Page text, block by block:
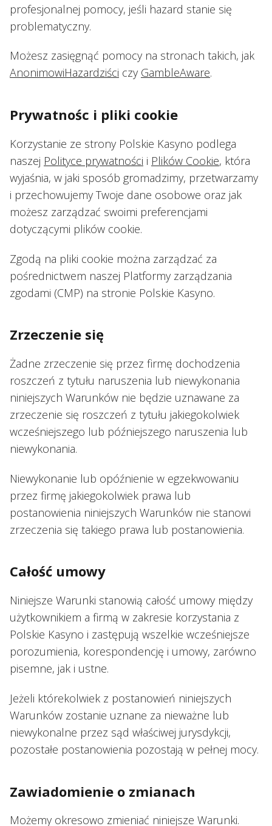
profesjonalnej pomocy, jeśli hazard stanie się
problematyczny.
Możesz zasięgnąć pomocy na stronach takich, jak
AnonimowiHazardziści czy GambleAware.
Prywatnośc i pliki cookie
Korzystanie ze strony Polskie Kasyno podlega
naszej Polityce prywatności i Plików Cookie, która
wyjaśnia, w jaki sposób gromadzimy, przetwarzamy
i przechowujemy Twoje dane osobowe oraz jak
możesz zarządzać swoimi preferencjami
dotyczącymi plików cookie.
Zgodą na pliki cookie można zarządzać za
pośrednictwem naszej Platformy zarządzania
zgodami (CMP) na stronie Polskie Kasyno.
Zrzeczenie się
Żadne zrzeczenie się przez firmę dochodzenia
roszczeń z tytułu naruszenia lub niewykonania
niniejszych Warunków nie będzie uznawane za
zrzeczenie się roszczeń z tytułu jakiegokolwiek
wcześniejszego lub późniejszego naruszenia lub
niewykonania.
Niewykonanie lub opóźnienie w egzekwowaniu
przez firmę jakiegokolwiek prawa lub
postanowienia niniejszych Warunków nie stanowi
zrzeczenia się takiego prawa lub postanowienia.
Całość umowy
Niniejsze Warunki stanowią całość umowy między
użytkownikiem a firmą w zakresie korzystania z
Polskie Kasyno i zastępują wszelkie wcześniejsze
porozumienia, korespondencję i umowy, zarówno
pisemne, jak i ustne.
Jeżeli którekolwiek z postanowień niniejszych
Warunków zostanie uznane za nieważne lub
niewykonalne przez sąd właściwej jurysdykcji,
pozostałe postanowienia pozostają w pełnej mocy.
Zawiadomienie o zmianach
Możemy okresowo zmieniać niniejsze Warunki.